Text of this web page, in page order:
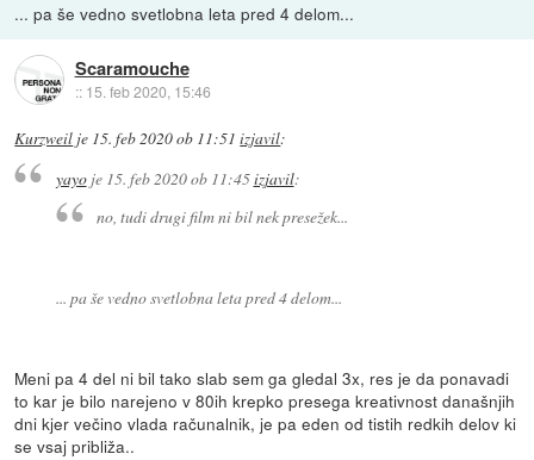
... pa še vedno svetlobna leta pred 4 delom...
Scaramouche
:: 15. feb 2020, 15:46
Kurzweil je 15. feb 2020 ob 11:51 izjavil:
yayoje 15. feb 2020 ob 11:45izjavil:
no, tudi drugi film ni bil nek presežek...
... pa še vedno svetlobna leta pred 4 delom...
Meni pa 4 del ni bil tako slab sem ga gledal 3x, res je da ponavadi
to kar je bilo narejeno v 80ih krepko presega kreativnost današnjih
dni kjer večino vlada računalnik, je pa eden od tistih redkih delov ki
se vsaj približa..